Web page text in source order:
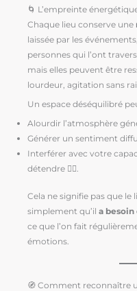
🌀 L’empreinte
Chaque lieu conserve une
laissée par les
personnes qui l’ont
mais elles peuvent être
lourdeur, agitation sans
Un espace déséquilibré
Alourdir l’atmosphère
Générer un sentiment
Interférer avec votre
détendre 🧘‍♀️.
Cela ne signifie pas que le
simplement qu’il a besoin
ce que l’on fait
émotions.
🧭 Comment reconnaître